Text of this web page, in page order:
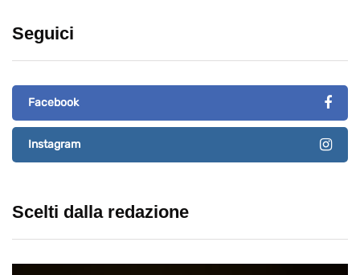
Seguici
Facebook
Instagram
Scelti dalla redazione